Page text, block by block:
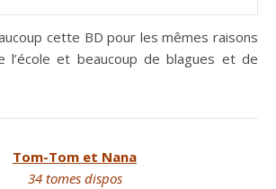
cette BD pour les mêmes raisons
l’école et beaucoup de blagues et de
Tom-Tom et Nana
34 tomes dispos